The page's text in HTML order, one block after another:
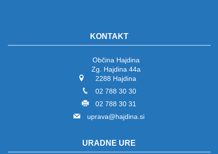
KONTAKT
Občina Hajdina
Zg. Hajdina 44a
2288 Hajdina
02 788 30 30
02 788 30 31
uprava@hajdina.si
URADNE URE